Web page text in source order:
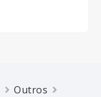
Outros